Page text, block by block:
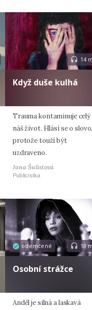
14
Když duše kulhá
Trauma kontaminuje celý
náš život. Hlásí se o slovo,
protože touží být
uzdraveno.
Jana Šulistová
Publicistka
odemčené 18
Osobní strážce
Anděl je silná a laskavá